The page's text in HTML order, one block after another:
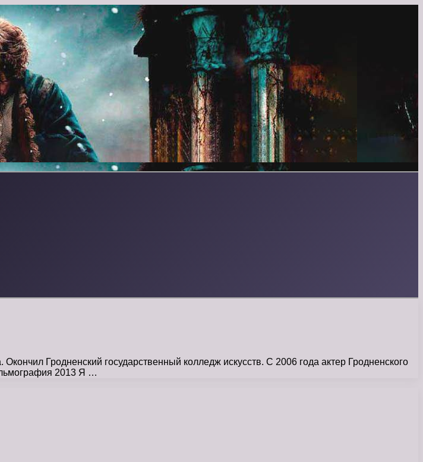
Гродненский государственный колледж искусств. С 2006 года актер Гродненского
2013 Я …